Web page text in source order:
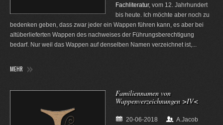
Fachliteratur, vom 12. Jahrhundert
bis heute. Ich möchte aber noch zu
bedenken geben, dass zwar jeder ein Wappen führen kann, es aber bei
altüberlieferten Wappen des nachweises der Führungsberechtigung
bedarf. Nur weil das Wappen auf denselben Namen verzeichnet ist,...
MEHR
Familiennamen von
Wappenverzeichnungen >IV<
20-06-2018
A.Jacob